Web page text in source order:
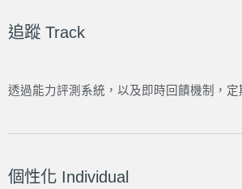
追蹤 Track
透過能力評測系統，以及即時回饋機制，
個性化 Individual